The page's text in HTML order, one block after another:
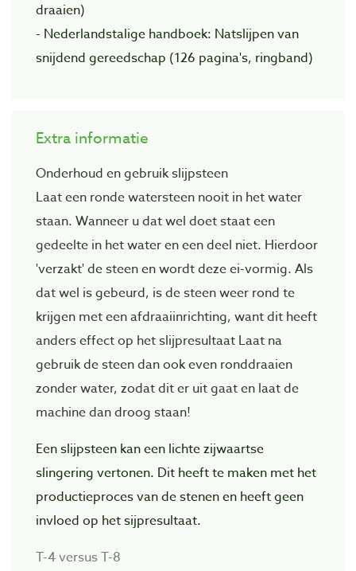
draaien)
- Nederlandstalige handboek: Natslijpen van
snijdend gereedschap (126 pagina's, ringband)
Extra informatie
Onderhoud en gebruik slijpsteen
Laat een ronde watersteen nooit in het water
staan. Wanneer u dat wel doet staat een
gedeelte in het water en een deel niet. Hierdoor
'verzakt' de steen en wordt deze ei-vormig. Als
dat wel is gebeurd, is de steen weer rond te
krijgen met een afdraaiinrichting, want dit heeft
anders effect op het slijpresultaat Laat na
gebruik de steen dan ook even ronddraaien
zonder water, zodat dit er uit gaat en laat de
machine dan droog staan!
Een slijpsteen kan een lichte zijwaartse
slingering vertonen. Dit heeft te maken met het
productieproces van de stenen en heeft geen
invloed op het sijpresultaat.
T-4 versus T-8